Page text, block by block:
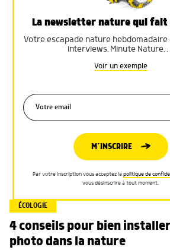
La newsletter nature qui fait
Votre escapade nature hebdomadaire
interviews, Minute Nature,
Voir un exemple
M’INSCRIRE
Par votre inscription vous acceptez la politique de
vous désinscrire à tout moment.
ÉCOLOGIE
4 conseils pour bien
photo dans la nature